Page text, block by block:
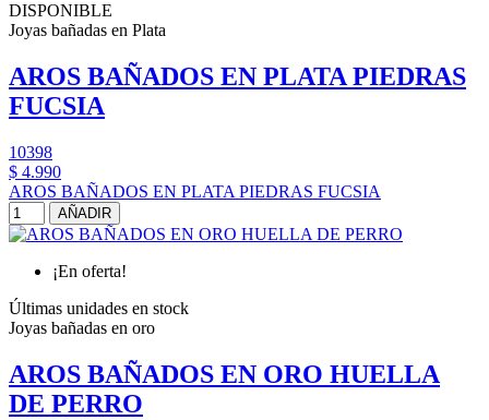
DISPONIBLE
Joyas bañadas en Plata
AROS BAÑADOS EN PLATA PIEDRAS
FUCSIA
10398
$ 4.990
AROS BAÑADOS EN PLATA PIEDRAS FUCSIA
AÑADIR
¡En oferta!
Últimas unidades en stock
Joyas bañadas en oro
AROS BAÑADOS EN ORO HUELLA
DE PERRO